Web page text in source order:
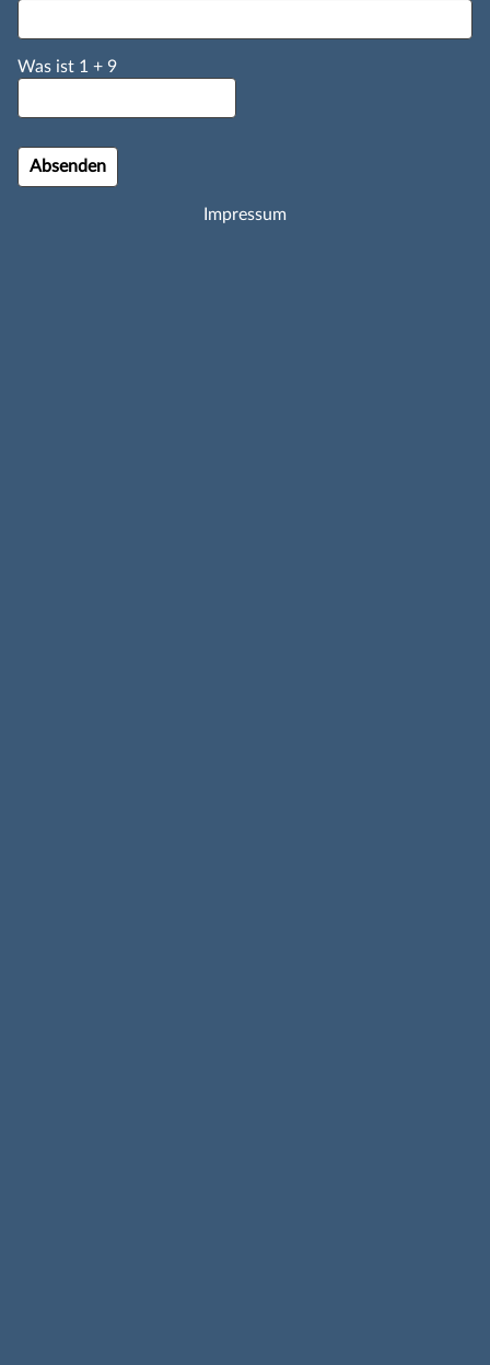
Was ist 1 + 9
Impressum